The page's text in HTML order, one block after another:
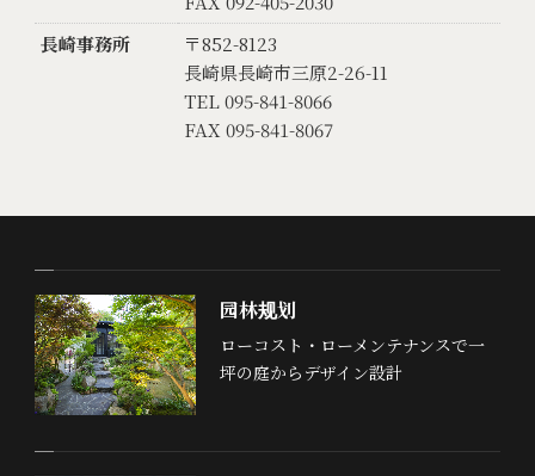
長崎事務所
〒852-8123
長崎県長崎市三原2-26-11
TEL 095-841-8066
FAX 095-841-8067
园林规划
ローコスト・ローメンテナンスで一
坪の庭からデザイン設計